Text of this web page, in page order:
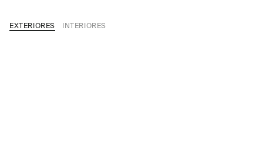
EXTERIORES INTERIORES